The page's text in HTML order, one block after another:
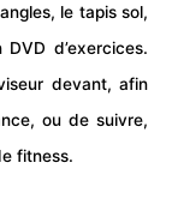
, le tapissol,
d’exercices.
devant, afin
ou de suivre,
fitness.